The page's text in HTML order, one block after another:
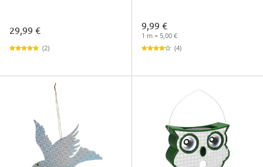
29,99 €
(2)
9,99 €
1 m = 5,00 €
(4)